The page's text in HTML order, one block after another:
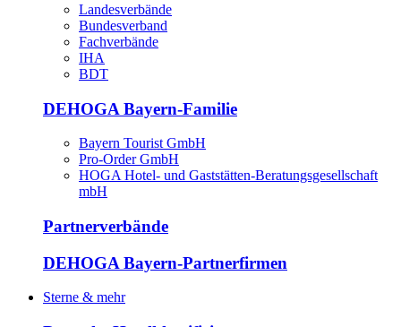
Landesverbände
Bundesverband
Fachverbände
IHA
BDT
DEHOGA Bayern-Familie
Bayern Tourist GmbH
Pro-Order GmbH
HOGA Hotel- und Gaststätten-Beratungsgesellschaft
mbH
Partnerverbände
DEHOGA Bayern-Partnerfirmen
Sterne & mehr